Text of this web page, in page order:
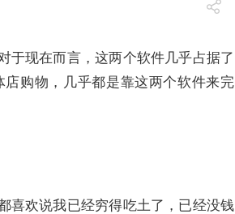
于现在而言，这两个软件几乎占据了
购物，几乎都是靠这两个软件来完
喜欢说我已经穷得吃土了，已经没钱